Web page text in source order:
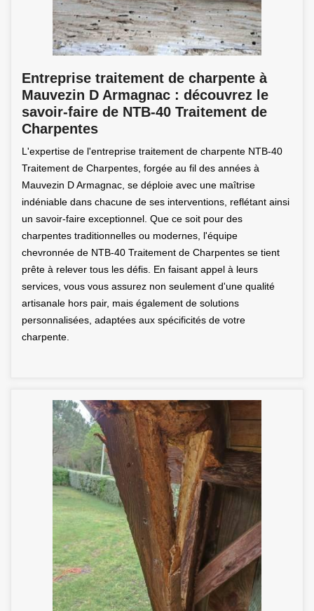
Entreprise traitement de charpente à
Mauvezin D Armagnac : découvrez le
savoir-faire de NTB-40 Traitement de
Charpentes
L'expertise de l'entreprise traitement de charpente NTB-40
Traitement de Charpentes, forgée au fil des années à
Mauvezin D Armagnac, se déploie avec une maîtrise
indéniable dans chacune de ses interventions, reflétant ainsi
un savoir-faire exceptionnel. Que ce soit pour des
charpentes traditionnelles ou modernes, l'équipe
chevronnée de NTB-40 Traitement de Charpentes se tient
prête à relever tous les défis. En faisant appel à leurs
services, vous vous assurez non seulement d'une qualité
artisanale hors pair, mais également de solutions
personnalisées, adaptées aux spécificités de votre
charpente.